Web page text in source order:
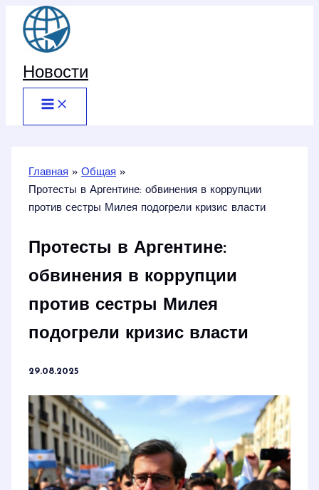
Перейти
содержимому
Новости
Главная
Общая
Протесты в Аргентине: обвинения в коррупции
против сестры Милея подогрели кризис власти
Протесты в Аргентине:
обвинения в коррупции
против сестры Милея
подогрели кризис власти
29.08.2025